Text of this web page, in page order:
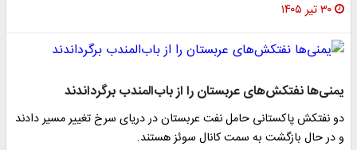
۳۰ تیر ۱۴۰۵
یمنی‌ها نفتکش‌های عربستان را از باب‌المندب برگرداندند
دو نفتکش پاکستانی حامل نفت عربستان در دریای سرخ تغییر مسیر دادند
و در حال بازگشت به سمت کانال سوئز هستند.